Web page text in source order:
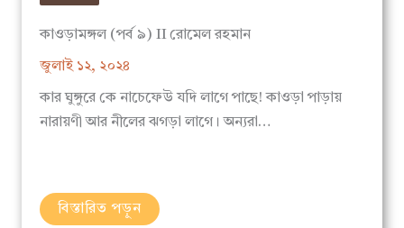
জুলাই ১২, ২০২৪
কার ঘুঙ্গুরে কে নাচেফেউ যদি লাগে পাছে! কাওড়া পাড়ায়
নারায়ণী আর নীলের ঝগড়া লাগে। অন্যরা…